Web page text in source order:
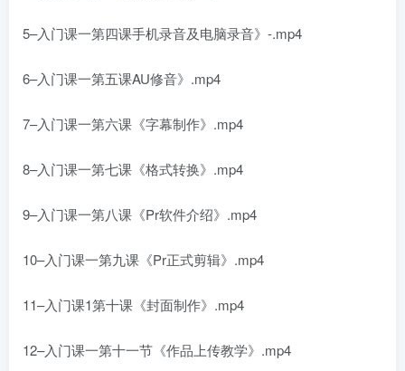
5–入门课一第四课手机录音及电脑录音》-.mp4
6–入门课一第五课AU修音》.mp4
7–入门课一第六课《字幕制作》.mp4
8–入门课一第七课《格式转换》.mp4
9–入门课一第八课《Pr软件介绍》.mp4
10–入门课一第九课《Pr正式剪辑》.mp4
11–入门课1第十课《封面制作》.mp4
12–入门课一第十一节《作品上传教学》.mp4